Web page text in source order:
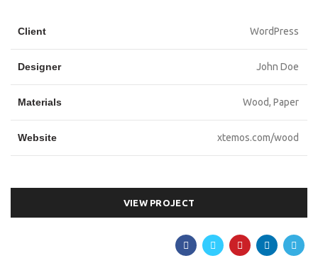
Client WordPress
Designer John Doe
Materials Wood, Paper
Website xtemos.com/wood
VIEW PROJECT